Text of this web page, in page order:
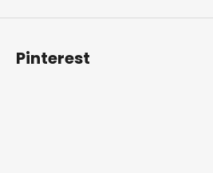
Pinterest